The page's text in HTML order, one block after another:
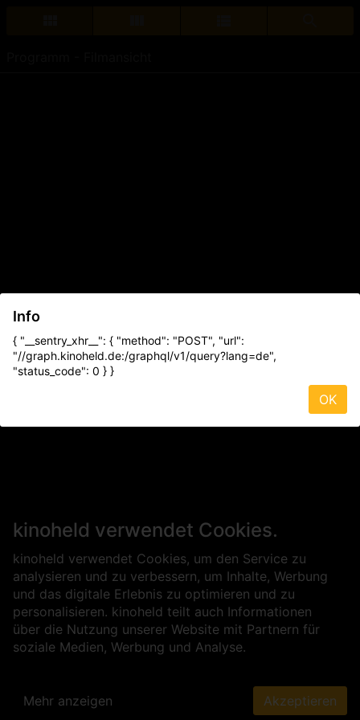
kinoheld verwendet Cookies.
kinoheld verwendet Cookies, um den Service zu
analysieren und zu verbessern, um Inhalte, Werbung
und das digitale Erlebnis zu optimieren und zu
personalisieren. kinoheld teilt auch Informationen
über die Nutzung unserer Website mit Partnern für
soziale Medien, Werbung und Analyse.
Mehr anzeigen Akzeptieren
Info
{ "__sentry_xhr__": { "method": "POST", "url":
"//graph.kinoheld.de:/graphql/v1/query?lang=de",
"status_code": 0 } }
OK